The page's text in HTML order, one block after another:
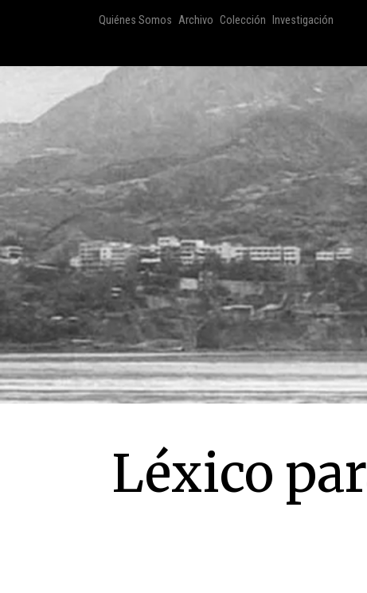
Quiénes Somos Archivo Colección Investigación
Léxico